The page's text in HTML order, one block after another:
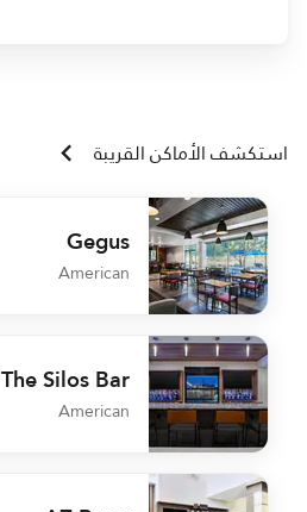
استكشف الأماكن القريبة
Gegus
American
undefined Gegus
The Silos Bar
American
undefined The Silos Bar